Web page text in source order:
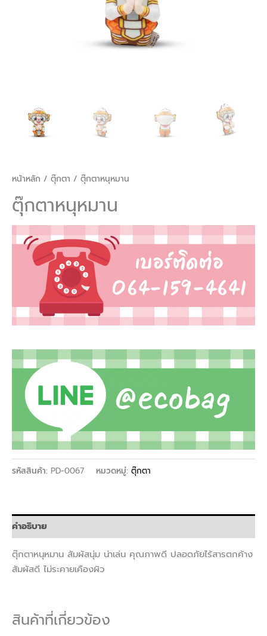
หน้าหลัก / ตุ๊กตา / ตุ๊กตาหนุหมาน
ตุ๊กตาหนุหมาน
รหัสสินค้า: PD-0067 หมวดหมู่: ตุ๊กตา
คำอธิบาย
ตุ๊กตาหนุหมาน สัมผัสนุ่ม น่าเล่น คุณภาพดี ปลอดภัยไร้สารตกค้าง
สัมผัสดี ไม่ระคายเคืองผิว
สินค้าที่เกี่ยวข้อง